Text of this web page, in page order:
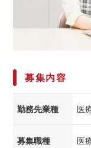
募集内容
勤務先業種 医
募集職種 医